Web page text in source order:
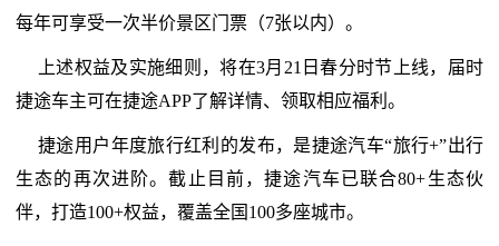
每年可享受一次半价景区门票（7张以内）。
上述权益及实施细则，将在3月21日春分时节上线，届时
捷途车主可在捷途APP了解详情、领取相应福利。
捷途用户年度旅行红利的发布，是捷途汽车“旅行+”出行
生态的再次进阶。截止目前，捷途汽车已联合80+生态伙
伴，打造100+权益，覆盖全国100多座城市。